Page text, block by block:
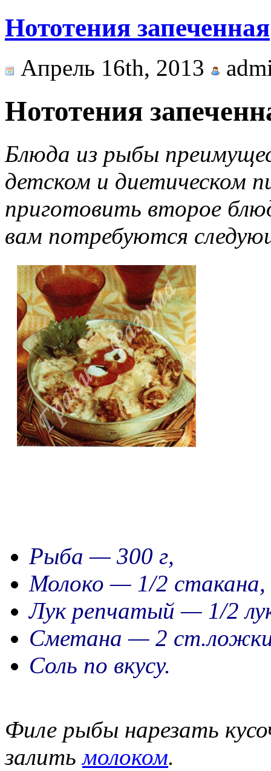
Нототения запеченная
Апрель 16th, 2013
Нототения
Блюда из рыбы
детском и диетическом
приготовить второе
вам потребуются
Рыба — 300 г,
Молоко — 1/2 стакана,
Лук репчатый — 1/2
Сметана — 2
Соль по вкусу.
Филе рыбы нарезать
залитьмолоком.